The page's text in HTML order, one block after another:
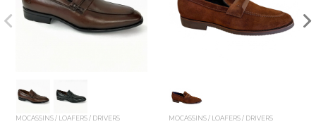
Quero me cadastrar
MOCASSINS / LOAFERS / DRIVERS MOCASSINS / LOAFERS / DRIVERS